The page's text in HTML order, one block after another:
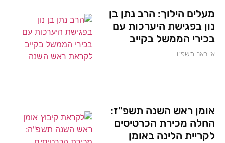
מעלים הילוך: הרב נתן בן
נון בפגישת היערכות עם
בכירי הממשל בקייב
א׳ באב תשפ״ו
אומן ראש השנה תשפ"ז:
החלה מכירת הכרטיסים
לקריית הלינה באומן